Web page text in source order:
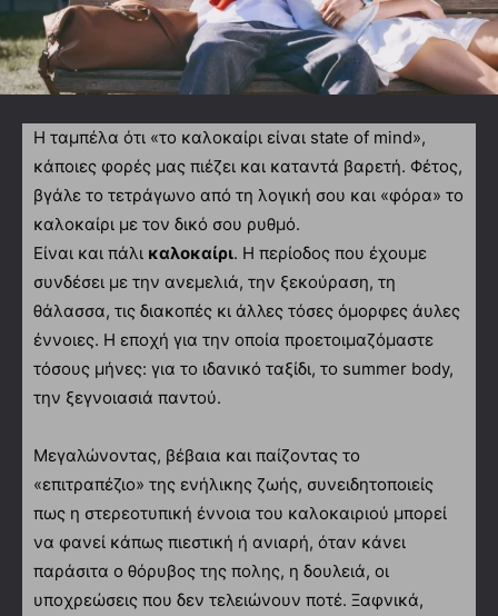
Η ταμπέλα ότι «το καλοκαίρι είναι state of mind»,
κάποιες φορές μας πιέζει και καταντά βαρετή. Φέτος,
βγάλε το τετράγωνο από τη λογική σου και «φόρα» το
καλοκαίρι με τον δικό σου ρυθμό.
Είναι και πάλι καλοκαίρι. Η περίοδος που έχουμε
συνδέσει με την ανεμελιά, την ξεκούραση, τη
θάλασσα, τις διακοπές κι άλλες τόσες όμορφες άυλες
έννοιες. Η εποχή για την οποία προετοιμαζόμαστε
τόσους μήνες: για το ιδανικό ταξίδι, το summer body,
την ξεγνοιασιά παντού.
Μεγαλώνοντας, βέβαια και παίζοντας το
«επιτραπέζιο» της ενήλικης ζωής, συνειδητοποιείς
πως η στερεοτυπική έννοια του καλοκαιριού μπορεί
να φανεί κάπως πιεστική ή ανιαρή, όταν κάνει
παράσιτα ο θόρυβος της πολης, η δουλειά, οι
υποχρεώσεις που δεν τελειώνουν ποτέ. Ξαφνικά,